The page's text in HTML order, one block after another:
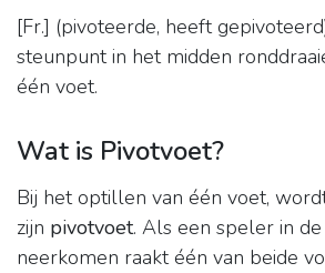
[Fr.] (pivoteerde, heeft
steunpunt in het midden
één voet.
Wat is Pivotvoet?
Bij het optillen van één voet,
zijn pivotvoet. Als een speler in
neerkomen raakt één van beide